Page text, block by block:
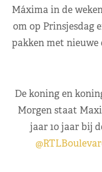
Máxima in de
om op Prinsjesdag
pakken met nieuwe
De koning en
Morgen staat
jaar 10 jaar bij